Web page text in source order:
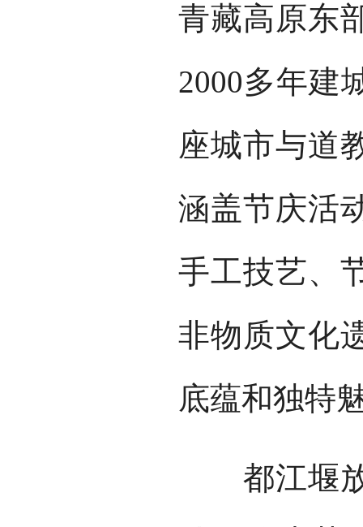
青藏高原东
2000多年建
座城市与道
涵盖节庆活
手工技艺、
非物质文化
底蕴和独特
都江堰放